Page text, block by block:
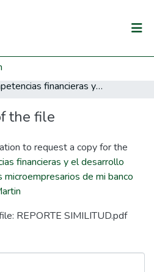
Competencias financieras y el desarrollo empresarial en los clientes microempresarios de mi banco en la ciudad Juanjui –San Martin
the file
to request a copy for the
financieras y el desarrollo
de mi banco
REPORTE SIMILITUD.pdf